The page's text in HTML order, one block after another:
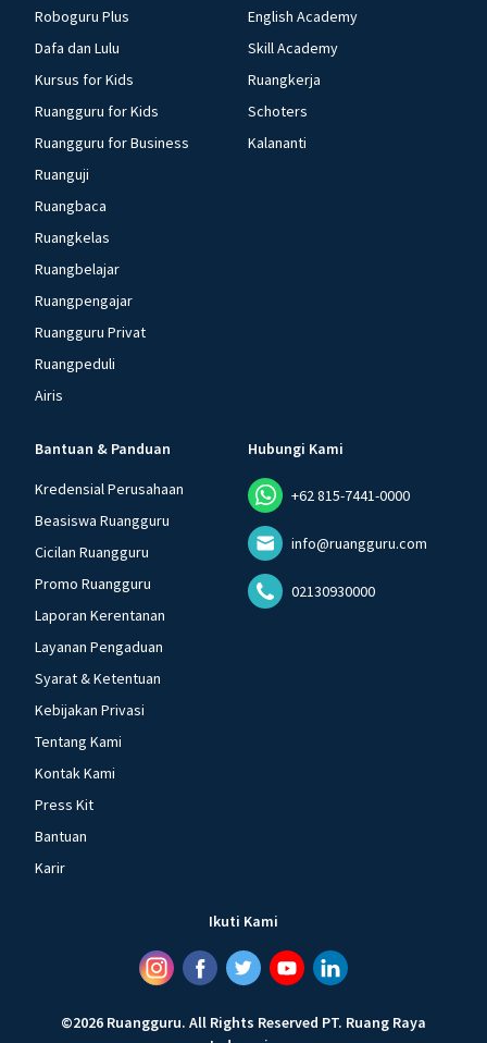
Roboguru Plus
Dafa dan Lulu
Kursus for Kids
Ruangguru for Kids
Ruangguru for Business
Ruanguji
Ruangbaca
Ruangkelas
Ruangbelajar
Ruangpengajar
Ruangguru Privat
Ruangpeduli
Airis
English Academy
Skill Academy
Ruangkerja
Schoters
Kalananti
Bantuan & Panduan
Kredensial Perusahaan
Beasiswa Ruangguru
Cicilan Ruangguru
Promo Ruangguru
Laporan Kerentanan
Layanan Pengaduan
Syarat & Ketentuan
Kebijakan Privasi
Tentang Kami
Kontak Kami
Press Kit
Bantuan
Karir
Hubungi Kami
+62 815-7441-0000
info@ruangguru.com
02130930000
Ikuti Kami
©2026 Ruangguru. All Rights Reserved PT. Ruang Raya